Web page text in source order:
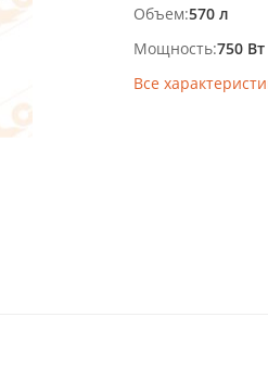
Объем 570 л
Мощность 750 Вт
Все